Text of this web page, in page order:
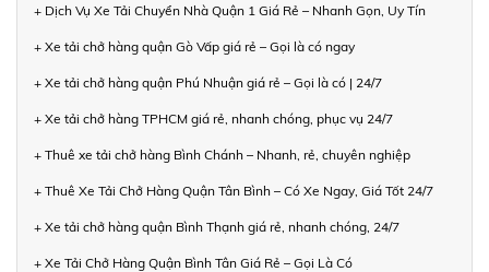
+ Dịch Vụ Xe Tải Chuyển Nhà Quận 1 Giá Rẻ – Nhanh Gọn, Uy Tín
+ Xe tải chở hàng quận Gò Vấp giá rẻ – Gọi là có ngay
+ Xe tải chở hàng quận Phú Nhuận giá rẻ – Gọi là có | 24/7
+ Xe tải chở hàng TPHCM giá rẻ, nhanh chóng, phục vụ 24/7
+ Thuê xe tải chở hàng Bình Chánh – Nhanh, rẻ, chuyên nghiệp
+ Thuê Xe Tải Chở Hàng Quận Tân Bình – Có Xe Ngay, Giá Tốt 24/7
+ Xe tải chở hàng quận Bình Thạnh giá rẻ, nhanh chóng, 24/7
+ Xe Tải Chở Hàng Quận Bình Tân Giá Rẻ – Gọi Là Có